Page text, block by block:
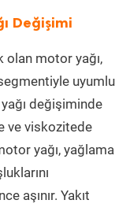
Değişimi
olan motor yağı,
uyumlu
değişiminde
ve viskozitede
yağı, yağlama
aşınır. Yakıt